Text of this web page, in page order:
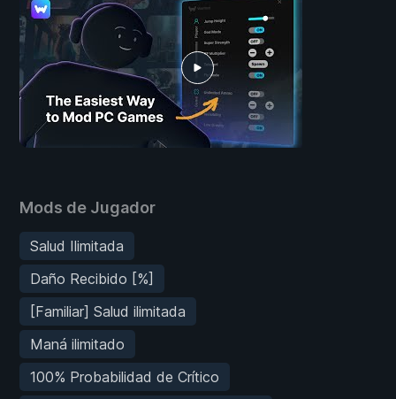
Mods de Jugador
Salud Ilimitada
Daño Recibido [%]
[Familiar] Salud ilimitada
Maná ilimitado
100% Probabilidad de Crítico